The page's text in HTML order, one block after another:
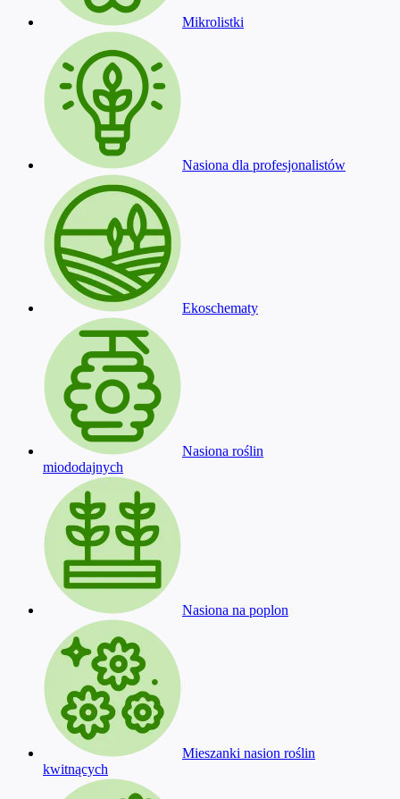
Mikrolistki
Nasiona dla profesjonalistów
Ekoschematy
Nasiona roślin
miododajnych
Nasiona na poplon
Mieszanki nasion roślin
kwitnących